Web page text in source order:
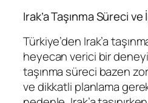
Irak’a Taşınma Süreci ve
Türkiye’den Irak’a
heyecan verici bir
taşınma süreci bazen
ve dikkatli planlama